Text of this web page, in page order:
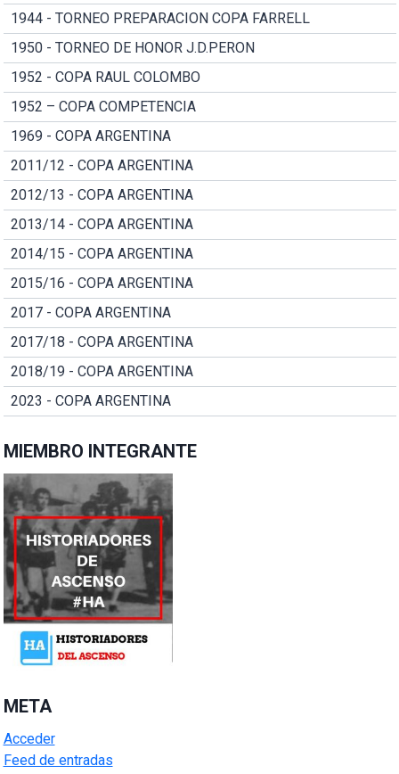
1944 - TORNEO PREPARACION COPA FARRELL
1950 - TORNEO DE HONOR J.D.PERON
1952 - COPA RAUL COLOMBO
1952 – COPA COMPETENCIA
1969 - COPA ARGENTINA
2011/12 - COPA ARGENTINA
2012/13 - COPA ARGENTINA
2013/14 - COPA ARGENTINA
2014/15 - COPA ARGENTINA
2015/16 - COPA ARGENTINA
2017 - COPA ARGENTINA
2017/18 - COPA ARGENTINA
2018/19 - COPA ARGENTINA
2023 - COPA ARGENTINA
MIEMBRO INTEGRANTE
META
Acceder
Feed de entradas